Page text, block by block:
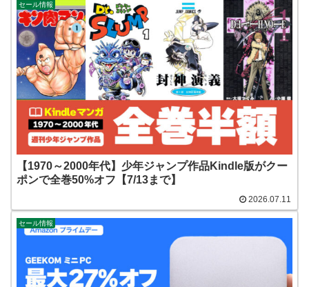
セール情報
【1970～2000年代】少年ジャンプ作品Kindle版がクー
ポンで全巻50%オフ【7/13まで】
2026.07.11
セール情報